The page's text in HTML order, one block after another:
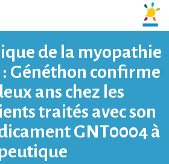
de la myopathie
Généthon confirme
ans chez les
traités avec son
GNT0004 à